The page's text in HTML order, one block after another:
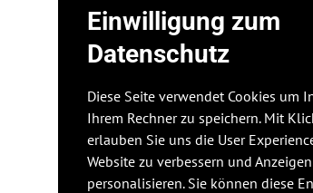
Einwilligung zum
Datenschutz
Diese Seite verwendet Cookies um
Ihrem Rechner zu speichern. Mit
erlauben Sie uns die User
Website zu verbessern und
personalisieren. Sie können diese